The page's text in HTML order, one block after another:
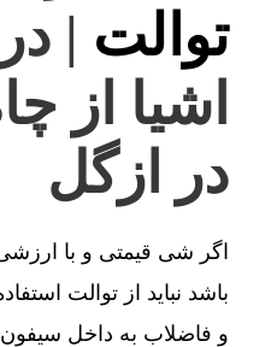
توالت |
اشیا از
در ازگل
اگر شی قیمتی و با ارزشی
باشد نباید از توالت
و فاضلاب به داخل